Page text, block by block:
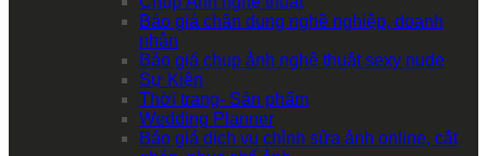
Báo giá chân dung nghề nghiệp, doanh
nhân
Báo giá chụp ảnh nghệ thuật sexy nude
Sự Kiện
Thời trang- Sản phẩm
Wedding Planner
Báo giá dịch vụ chỉnh sửa ảnh online, cắt